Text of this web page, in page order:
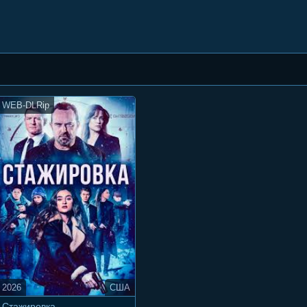
WEB-DLRip
США
2026